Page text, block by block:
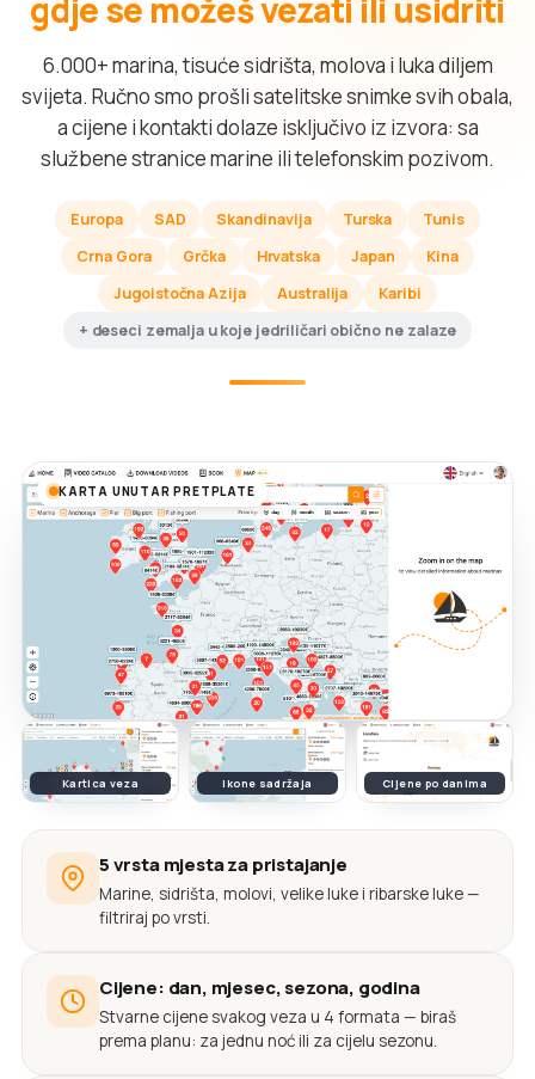
gdje se možeš vezati ili usidriti
6.000+ marina, tisuće sidrišta, molova i luka diljem
svijeta. Ručno smo prošli satelitske snimke svih obala,
a cijene i kontakti dolaze isključivo iz izvora: sa
službene stranice marine ili telefonskim pozivom.
Europa SAD Skandinavija Turska
Tunis
Crna Gora
Grčka Hrvatska Japan
Kina
Jugoistočna Azija
Australija
Karibi
+ deseci zemalja u koje jedriličari obično ne zalaze
KARTA UNUTAR PRETPLATE
Kartica veza Ikone sadržaja Cijene po danima
5 vrsta mjesta za pristajanje
Marine, sidrišta, molovi, velike luke i ribarske luke —
filtriraj po vrsti.
Cijene: dan, mjesec, sezona, godina
Stvarne cijene svakog veza u 4 formata — biraš
prema planu: za jednu noć ili za cijelu sezonu.